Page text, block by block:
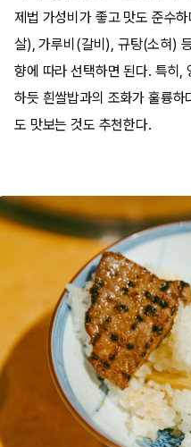
제법 가성비가 좋고 맛도 준수
살), 가루비(갈비), 규탕(소혀)
향에 따라 선택하면 된다. 특히,
하듯 흰쌀밥과의 조화가 훌륭
도 맛보는 것도 추천한다.